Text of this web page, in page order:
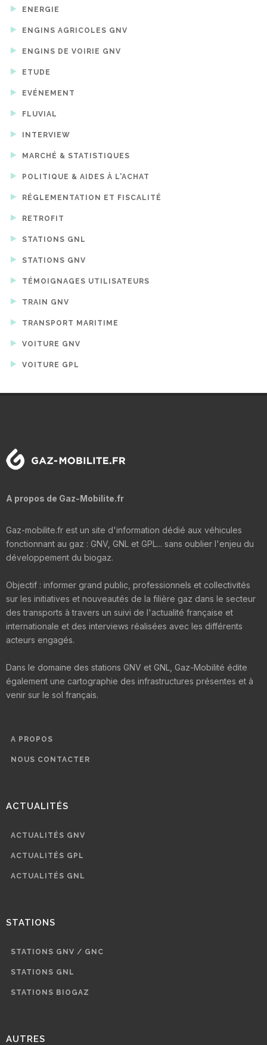
ENERGIE
ENGINS AGRICOLES GNV
ENGINS DE VOIRIE GNV
ETUDE
EVÉNEMENT
FLUVIAL
INTERVIEW
MARCHÉ & STATISTIQUES
POLITIQUE & AIDES À L'ACHAT
RÉGLEMENTATION ET FISCALITÉ
RETROFIT
STATIONS GNL
STATIONS GNV
TÉMOIGNAGES UTILISATEURS
TRAIN GNV
TRANSPORT MARITIME
VOITURE GNV
VOITURE GPL
A propos de Gaz-Mobilite.fr
Gaz-mobilite.fr est un site d'information dédié aux véhicules
fonctionnant au gaz : GNV, GNL et GPL... sans oublier l'enjeu du
développement du biogaz.
Objectif : informer grand public, professionnels et collectivités
sur les initiatives et nouveautés de la filière gaz dans le secteur
des transports à travers un suivi de l'actualité française et
internationale et des interviews réalisées avec les différents
acteurs engagés.
Dans le domaine des stations GNV et GNL, Gaz-Mobilité édite
également une cartographie des infrastructures présentes et à
venir sur le sol français.
A PROPOS
NOUS CONTACTER
ACTUALITÉS
ACTUALITÉS GNV
ACTUALITÉS GPL
ACTUALITÉS GNL
STATIONS
STATIONS GNV / GNC
STATIONS GNL
STATIONS BIOGAZ
AUTRES